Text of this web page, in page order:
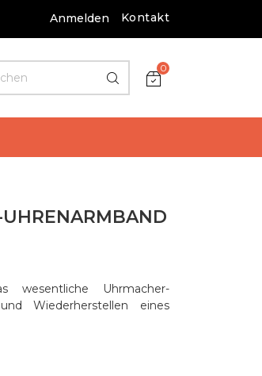
Anmelden Kontakt
0
UHRENARMBAND
wesentliche Uhrmacher-
Wiederherstellen eines